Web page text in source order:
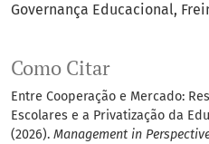
Governança Educacional
Como Citar
Entre Cooperação e Mercado:
Escolares e a Privatização da
(2026). Management in